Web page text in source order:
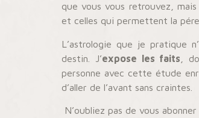
que vous vous retrouvez, mais
et celles qui permettent la
L’astrologie que je pratique
destin. J’expose les faits ,
personne avec cette étude
d’aller de l’avant sans craintes.
N’oubliez pas de vous abonner